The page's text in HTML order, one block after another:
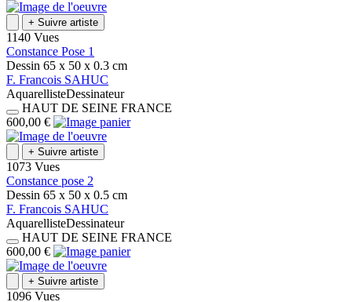
+ Suivre artiste
1140 Vues
Constance Pose 1
Dessin 65 x 50 x 0.3 cm
F. Francois SAHUC
AquarellisteDessinateur
HAUT DE SEINE FRANCE
600,00 €
+ Suivre artiste
1073 Vues
Constance pose 2
Dessin 65 x 50 x 0.5 cm
F. Francois SAHUC
AquarellisteDessinateur
HAUT DE SEINE FRANCE
600,00 €
+ Suivre artiste
1096 Vues